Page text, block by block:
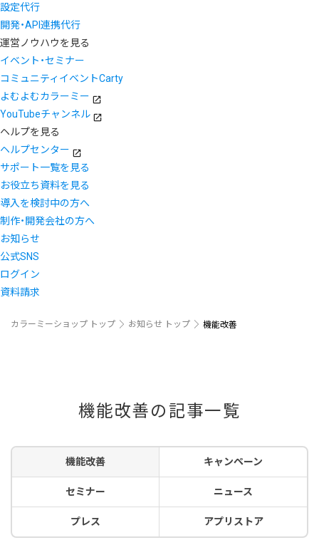
設定代行
開発・API連携代行
運営ノウハウを見る
イベント・セミナー
コミュニティイベントCarty
よむよむカラーミー
YouTubeチャンネル
ヘルプを見る
ヘルプセンター
サポート一覧を見る
お役立ち資料を見る
導入を検討中の方へ
制作・開発会社の方へ
お知らせ
公式SNS
ログイン
資料請求
カラーミーショップ トップ お知らせ トップ 機能改善
機能改善の記事一覧
機能改善 キャンペーン
セミナー ニュース
プレス アプリストア